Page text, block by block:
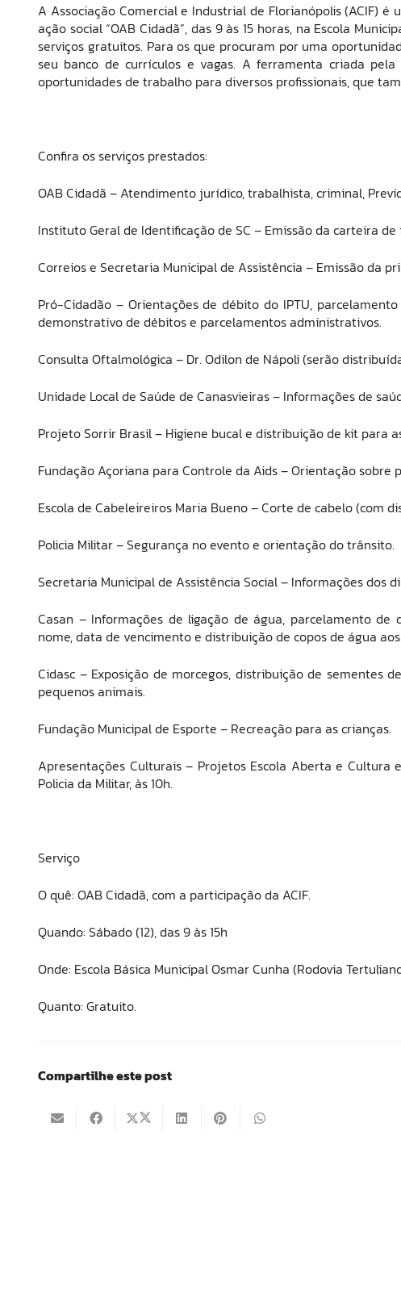
A Associação Comercial e Industrial de Florianópolis (ACIF)
ação social “OAB Cidadã”, das 9 às 15 horas, na Escola
serviços gratuitos. Para os que procuram por uma
seu banco de currículos e vagas. A ferramenta criada
oportunidades de trabalho para diversos profissionais, que
Confira os serviços prestados:
OAB Cidadã – Atendimento jurídico, trabalhista, criminal,
Instituto Geral de Identificação de SC – Emissão da carteira
Correios e Secretaria Municipal de Assistência – Emissão da
Pró-Cidadão – Orientações de débito do IPTU,
demonstrativo de débitos e parcelamentos administrativos.
Consulta Oftalmológica – Dr. Odilon de Nápoli (serão
Unidade Local de Saúde de Canasvieiras – Informações de
Projeto Sorrir Brasil – Higiene bucal e distribuição de kit para
Fundação Açoriana para Controle da Aids – Orientação
Escola de Cabeleireiros Maria Bueno – Corte de cabelo (com
Policia Militar – Segurança no evento e orientação do trânsito.
Secretaria Municipal de Assistência Social – Informações dos
Casan – Informações de ligação de água, parcelamento
nome, data de vencimento e distribuição de copos de água
Cidasc – Exposição de morcegos, distribuição de sementes
pequenos animais.
Fundação Municipal de Esporte – Recreação para as crianças.
Apresentações Culturais – Projetos Escola Aberta e Cultura
Policia da Militar, às 10h.
Serviço
O quê: OAB Cidadã, com a participação da ACIF.
Quando: Sábado (12), das 9 às 15h
Onde: Escola Básica Municipal Osmar Cunha (Rodovia
Quanto: Gratuito.
Compartilhe este post